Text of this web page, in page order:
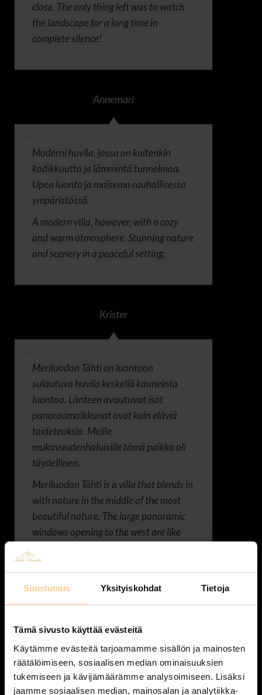
Suostumus Yksityiskohdat Tietoja
Tämä sivusto käyttää evästeitä
Käytämme evästeitä tarjoamamme sisällön ja mainosten
räätälöimiseen, sosiaalisen median ominaisuuksien
tukemiseen ja kävijämäärämme analysoimiseen. Lisäksi
jaamme sosiaalisen median, mainosalan ja analytiikka-
close. The only thing left was to watch
the landscape for a long time in
complete silence!
Annemari
Moderni huvila, jossa on kuitenkin
kodikkuutta ja lämmintä tunnelmaa.
Upea luonto ja maisema rauhallisessa
ympäristössä.
A modern villa, however, with a cozy
and warm atmosphere. Stunning nature
and scenery in a peaceful setting.
Krister
Meriluodon Tähti on luontoon
sulautuva huvila keskellä kauneinta
luontoa. Länteen avautuvat isot
panoraamaikkunat ovat kuin eläviä
taideteoksia. Meille
mukavuudenhaluisille tämä paikka oli
täydellinen.
Meriluodon Tähti is a villa that blends in
with nature in the middle of the most
beautiful nature. The large panoramic
windows opening to the west are like
wanted comfort, this place was perfect.
Susanna ja Antero
Aivan huippu rauhoittumispaikka ja